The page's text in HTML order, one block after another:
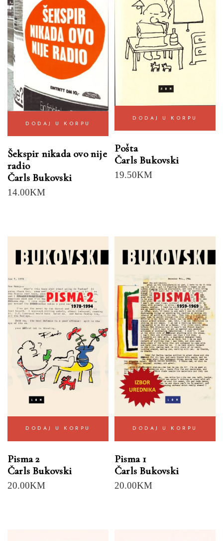
DODAJ U KORPU
Šekspir nikada ovo nije
radio
Čarls Bukovski
14.00KM
DODAJ U KORPU
Pošta
Čarls Bukovski
19.50KM
DODAJ U KORPU
Pisma 2
Čarls Bukovski
20.00KM
DODAJ U KORPU
Pisma 1
Čarls Bukovski
20.00KM